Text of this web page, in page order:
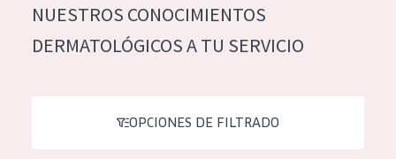
Hidratación y luminosidad
Reducción de arrugas
German
Spanish
NUESTROS CONOCIMIENTOS
DERMATOLÓGICOS A TU SERVICIO
OPCIONES DE FILTRADO